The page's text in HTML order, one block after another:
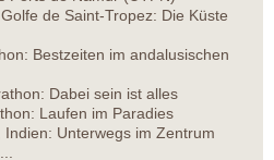
de Saint-Tropez: Die Küste
Bestzeiten im andalusischen
Dabei sein ist alles
Laufen im Paradies
Indien: Unterwegs im Zentrum